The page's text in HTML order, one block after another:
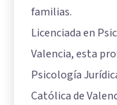
familias.
Licenciada en
Valencia, esta
Psicología
Católica de